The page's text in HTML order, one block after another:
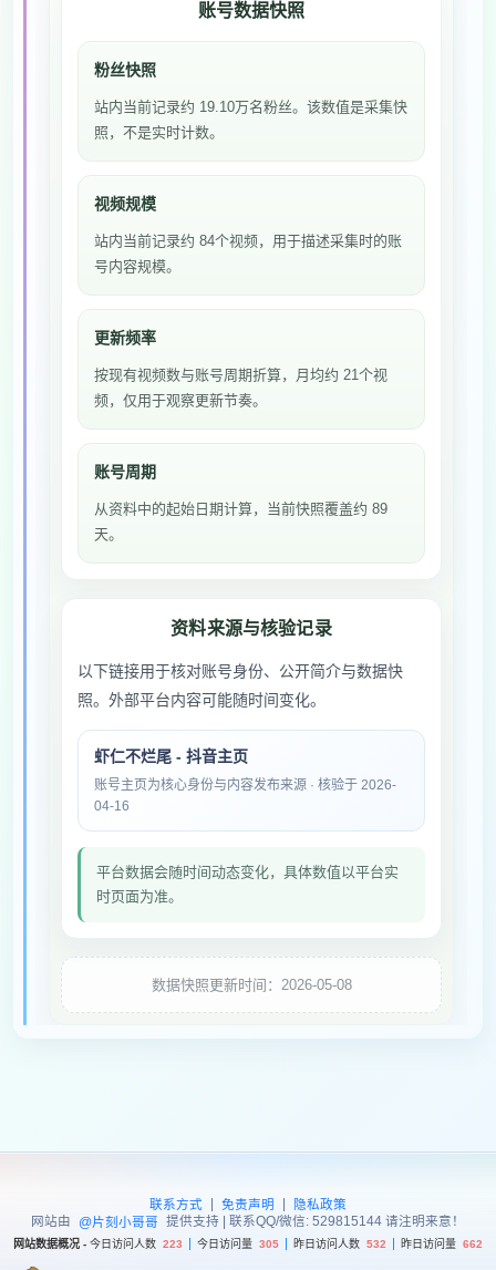
账号数据快照
粉丝快照
站内当前记录约 19.10万名粉丝。该数值是采集快
照，不是实时计数。
视频规模
站内当前记录约 84个视频，用于描述采集时的账
号内容规模。
更新频率
按现有视频数与账号周期折算，月均约 21个视
频，仅用于观察更新节奏。
账号周期
从资料中的起始日期计算，当前快照覆盖约 89
天。
资料来源与核验记录
以下链接用于核对账号身份、公开简介与数据快
照。外部平台内容可能随时间变化。
虾仁不烂尾 - 抖音主页
账号主页为核心身份与内容发布来源 · 核验于 2026-
04-16
平台数据会随时间动态变化，具体数值以平台实
时页面为准。
数据快照更新时间：2026-05-08
联系方式 | 免责声明 |
隐私政策
网站由
@片刻小哥哥 提供支持 | 联系QQ/微信: 529815144 请注明来意！
网站数据概况 - 今日访问人数 223 今日访问量 305 昨日访问人数 532 昨日访问量 662